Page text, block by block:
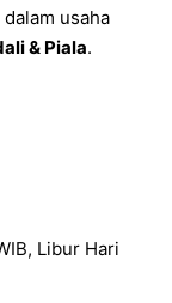
usaha
& Piala.
Libur Hari